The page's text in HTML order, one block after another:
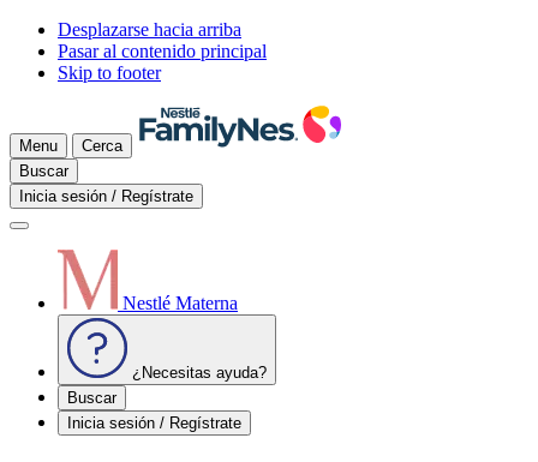
Desplazarse hacia arriba
Pasar al contenido principal
Skip to footer
Menu
Cerca
Buscar
Inicia sesión / Regístrate
Nestlé Materna
¿Necesitas ayuda?
Buscar
Inicia sesión / Regístrate